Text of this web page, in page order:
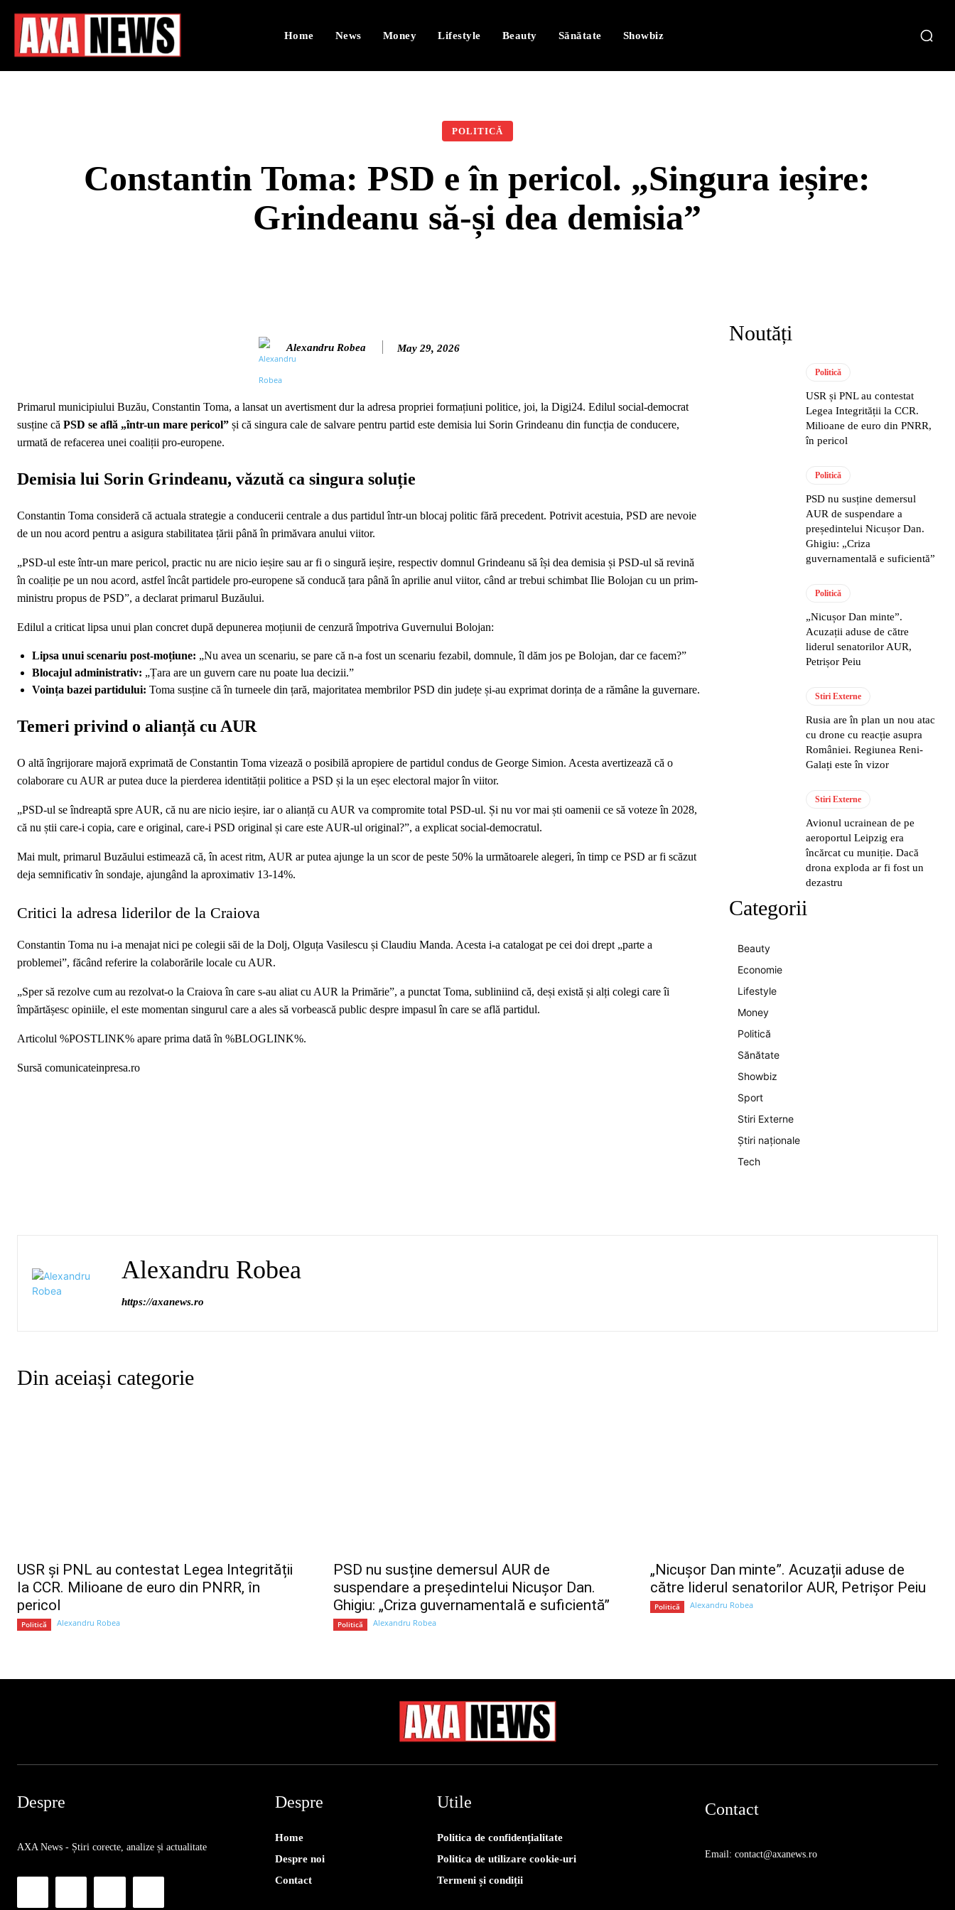
Home News Money Lifestyle Beauty Sănătate Showbiz
POLITICĂ
Constantin Toma: PSD e în pericol. „Singura ieșire:
Grindeanu să-și dea demisia”
Alexandru Robea May 29, 2026
Primarul municipiului Buzău, Constantin Toma, a lansat un avertisment dur la adresa propriei formațiuni politice, joi, la Digi24. Edilul social-democrat
susține că PSD se află „într-un mare pericol” și că singura cale de salvare pentru partid este demisia lui Sorin Grindeanu din funcția de conducere,
urmată de refacerea unei coaliții pro-europene.
Demisia lui Sorin Grindeanu, văzută ca singura soluție
Constantin Toma consideră că actuala strategie a conducerii centrale a dus partidul într-un blocaj politic fără precedent. Potrivit acestuia, PSD are nevoie
de un nou acord pentru a asigura stabilitatea țării până în primăvara anului viitor.
„PSD-ul este într-un mare pericol, practic nu are nicio ieșire sau ar fi o singură ieșire, respectiv domnul Grindeanu să își dea demisia și PSD-ul să revină
în coaliție pe un nou acord, astfel încât partidele pro-europene să conducă țara până în aprilie anul viitor, când ar trebui schimbat Ilie Bolojan cu un prim-
ministru propus de PSD”, a declarat primarul Buzăului.
Edilul a criticat lipsa unui plan concret după depunerea moțiunii de cenzură împotriva Guvernului Bolojan:
Lipsa unui scenariu post-moțiune: „Nu avea un scenariu, se pare că n-a fost un scenariu fezabil, domnule, îl dăm jos pe Bolojan, dar ce facem?”
Blocajul administrativ: „Țara are un guvern care nu poate lua decizii.”
Voința bazei partidului: Toma susține că în turneele din țară, majoritatea membrilor PSD din județe și-au exprimat dorința de a rămâne la guvernare.
Temeri privind o alianță cu AUR
O altă îngrijorare majoră exprimată de Constantin Toma vizează o posibilă apropiere de partidul condus de George Simion. Acesta avertizează că o
colaborare cu AUR ar putea duce la pierderea identității politice a PSD și la un eșec electoral major în viitor.
„PSD-ul se îndreaptă spre AUR, că nu are nicio ieșire, iar o alianță cu AUR va compromite total PSD-ul. Și nu vor mai ști oamenii ce să voteze în 2028,
că nu știi care-i copia, care e original, care-i PSD original și care este AUR-ul original?”, a explicat social-democratul.
Mai mult, primarul Buzăului estimează că, în acest ritm, AUR ar putea ajunge la un scor de peste 50% la următoarele alegeri, în timp ce PSD ar fi scăzut
deja semnificativ în sondaje, ajungând la aproximativ 13-14%.
Critici la adresa liderilor de la Craiova
Constantin Toma nu i-a menajat nici pe colegii săi de la Dolj, Olguța Vasilescu și Claudiu Manda. Acesta i-a catalogat pe cei doi drept „parte a
problemei”, făcând referire la colaborările locale cu AUR.
„Sper să rezolve cum au rezolvat-o la Craiova în care s-au aliat cu AUR la Primărie”, a punctat Toma, subliniind că, deși există și alți colegi care îi
împărtășesc opiniile, el este momentan singurul care a ales să vorbească public despre impasul în care se află partidul.
Articolul %POSTLINK% apare prima dată în %BLOGLINK%.
Sursă comunicateinpresa.ro
Noutăți
Politică
USR și PNL au contestat
Legea Integrității la CCR.
Milioane de euro din PNRR,
în pericol
Politică
PSD nu susține demersul
AUR de suspendare a
președintelui Nicușor Dan.
Ghigiu: „Criza
guvernamentală e suficientă”
Politică
„Nicușor Dan minte”.
Acuzații aduse de către
liderul senatorilor AUR,
Petrișor Peiu
Stiri Externe
Rusia are în plan un nou atac
cu drone cu reacție asupra
României. Regiunea Reni-
Galați este în vizor
Stiri Externe
Avionul ucrainean de pe
aeroportul Leipzig era
încărcat cu muniție. Dacă
drona exploda ar fi fost un
dezastru
Categorii
Beauty
Economie
Lifestyle
Money
Politică
Sănătate
Showbiz
Sport
Stiri Externe
Știri naționale
Tech
Alexandru Robea
https://axanews.ro
Din aceiași categorie
USR și PNL au contestat Legea Integrității
la CCR. Milioane de euro din PNRR, în
pericol
Politică Alexandru Robea
PSD nu susține demersul AUR de
suspendare a președintelui Nicușor Dan.
Ghigiu: „Criza guvernamentală e suficientă”
Politică Alexandru Robea
„Nicușor Dan minte”. Acuzații aduse de
către liderul senatorilor AUR, Petrișor Peiu
Politică Alexandru Robea
Despre
AXA News - Știri corecte, analize și actualitate
Despre
Home
Despre noi
Contact
Utile
Politica de confidențialitate
Politica de utilizare cookie-uri
Termeni și condiții
Contact
Email: contact@axanews.ro